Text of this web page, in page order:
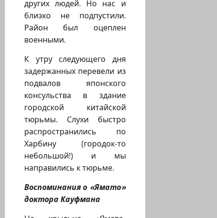
других людей. Но нас и
близко не подпустили.
Район был оцеплен
военными.
К утру следующего дня
задержанных перевели из
подвалов японского
консульства в здание
городской китайской
тюрьмы. Слухи быстро
распространились по
Харбину (городок-то
небольшой!) и мы
направились к тюрьме.
Воспоминания о «Ямато»
доктора Кауфмана